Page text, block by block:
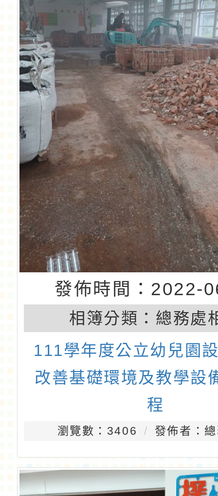
發佈時間：2022-
相簿分類： 總務處
111學年度公立幼兒園
改善基礎環境及教學設
程
瀏覽數：3406 發佈者：